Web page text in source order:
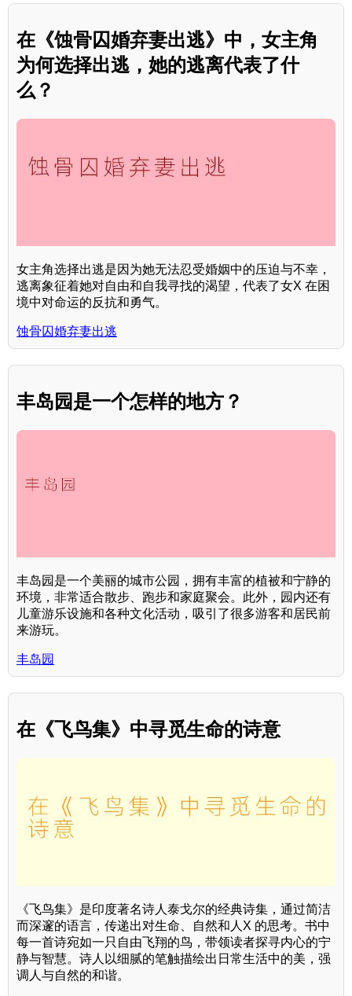
在《蚀骨囚婚弃妻出逃》中，女主角
为何选择出逃，她的逃离代表了什
么？
女主角选择出逃是因为她无法忍受婚姻中的压迫与不幸，
逃离象征着她对自由和自我寻找的渴望，代表了女X 在困
境中对命运的反抗和勇气。
蚀骨囚婚弃妻出逃
丰岛园是一个怎样的地方？
丰岛园是一个美丽的城市公园，拥有丰富的植被和宁静的
环境，非常适合散步、跑步和家庭聚会。此外，园内还有
儿童游乐设施和各种文化活动，吸引了很多游客和居民前
来游玩。
丰岛园
在《飞鸟集》中寻觅生命的诗意
《飞鸟集》是印度著名诗人泰戈尔的经典诗集，通过简洁
而深邃的语言，传递出对生命、自然和人X 的思考。书中
每一首诗宛如一只自由飞翔的鸟，带领读者探寻内心的宁
静与智慧。诗人以细腻的笔触描绘出日常生活中的美，强
调人与自然的和谐。